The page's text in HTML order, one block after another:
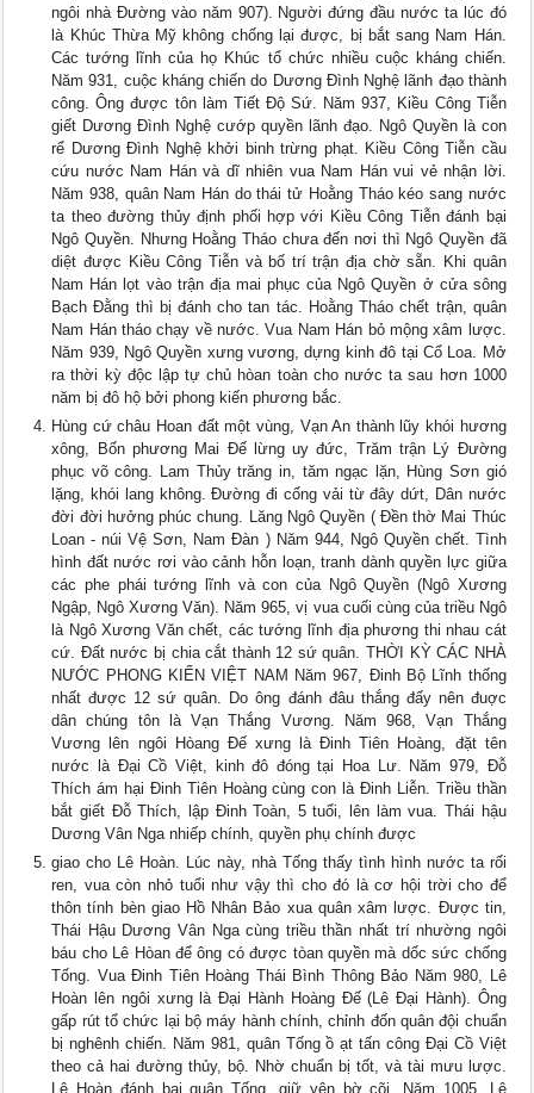
ngôi nhà Đường vào năm 907). Người đứng đầu nước ta lúc đó
là Khúc Thừa Mỹ không chống lại được, bị bắt sang Nam Hán.
Các tướng lĩnh của họ Khúc tổ chức nhiều cuộc kháng chiến.
Năm 931, cuộc kháng chiến do Dương Đình Nghệ lãnh đạo thành
công. Ông được tôn làm Tiết Độ Sứ. Năm 937, Kiều Công Tiễn
giết Dương Đình Nghệ cướp quyền lãnh đạo. Ngô Quyền là con
rể Dương Đình Nghệ khởi binh trừng phạt. Kiều Công Tiễn cầu
cứu nước Nam Hán và dĩ nhiên vua Nam Hán vui vẻ nhận lời.
Năm 938, quân Nam Hán do thái tử Hoằng Tháo kéo sang nước
ta theo đường thủy định phối hợp với Kiều Công Tiễn đánh bại
Ngô Quyền. Nhưng Hoằng Tháo chưa đến nơi thì Ngô Quyền đã
diệt được Kiều Công Tiễn và bố trí trận địa chờ sẵn. Khi quân
Nam Hán lọt vào trận địa mai phục của Ngô Quyền ở cửa sông
Bạch Đằng thì bị đánh cho tan tác. Hoằng Tháo chết trận, quân
Nam Hán tháo chạy về nước. Vua Nam Hán bỏ mộng xâm lược.
Năm 939, Ngô Quyền xưng vương, dựng kinh đô tại Cổ Loa. Mở
ra thời kỳ độc lập tự chủ hòan toàn cho nước ta sau hơn 1000
năm bị đô hộ bởi phong kiến phương bắc.
Hùng cứ châu Hoan đất một vùng, Vạn An thành lũy khói hương
xông, Bốn phương Mai Đế lừng uy đức, Trăm trận Lý Đường
phục võ công. Lam Thủy trăng in, tăm ngạc lặn, Hùng Sơn gió
lặng, khói lang không. Đường đi cống vải từ đây dứt, Dân nước
đời đời hưởng phúc chung. Lăng Ngô Quyền ( Đền thờ Mai Thúc
Loan - núi Vệ Sơn, Nam Đàn ) Năm 944, Ngô Quyền chết. Tình
hình đất nước rơi vào cảnh hỗn loạn, tranh dành quyền lực giữa
các phe phái tướng lĩnh và con của Ngô Quyền (Ngô Xương
Ngập, Ngô Xương Văn). Năm 965, vị vua cuối cùng của triều Ngô
là Ngô Xương Văn chết, các tướng lĩnh địa phương thi nhau cát
cứ. Đất nước bị chia cắt thành 12 sứ quân. THỜI KỲ CÁC NHÀ
NƯỚC PHONG KIẾN VIỆT NAM Năm 967, Đinh Bộ Lĩnh thống
nhất được 12 sứ quân. Do ông đánh đâu thắng đấy nên đuợc
dân chúng tôn là Vạn Thắng Vương. Năm 968, Vạn Thắng
Vương lên ngôi Hòang Đế xưng là Đinh Tiên Hoàng, đặt tên
nước là Đại Cồ Việt, kinh đô đóng tại Hoa Lư. Năm 979, Đỗ
Thích ám hại Đinh Tiên Hoàng cùng con là Đinh Liễn. Triều thần
bắt giết Đỗ Thích, lập Đinh Toàn, 5 tuổi, lên làm vua. Thái hậu
Dương Vân Nga nhiếp chính, quyền phụ chính được
giao cho Lê Hoàn. Lúc này, nhà Tống thấy tình hình nước ta rối
ren, vua còn nhỏ tuổi như vậy thì cho đó là cơ hội trời cho để
thôn tính bèn giao Hồ Nhân Bảo xua quân xâm lược. Được tin,
Thái Hậu Dương Vân Nga cùng triều thần nhất trí nhường ngôi
báu cho Lê Hòan để ông có được tòan quyền mà dốc sức chống
Tống. Vua Đinh Tiên Hoàng Thái Bình Thông Bảo Năm 980, Lê
Hoàn lên ngôi xưng là Đại Hành Hoàng Đế (Lê Đại Hành). Ông
gấp rút tổ chức lại bộ máy hành chính, chỉnh đốn quân đội chuẩn
bị nghênh chiến. Năm 981, quân Tống ồ ạt tấn công Đại Cồ Việt
theo cả hai đường thủy, bộ. Nhờ chuẩn bị tốt, và tài mưu lược.
Lê Hoàn đánh bại quân Tống, giữ yên bờ cõi. Năm 1005, Lê